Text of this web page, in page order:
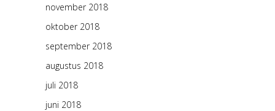
november 2018
oktober 2018
september 2018
augustus 2018
juli 2018
juni 2018